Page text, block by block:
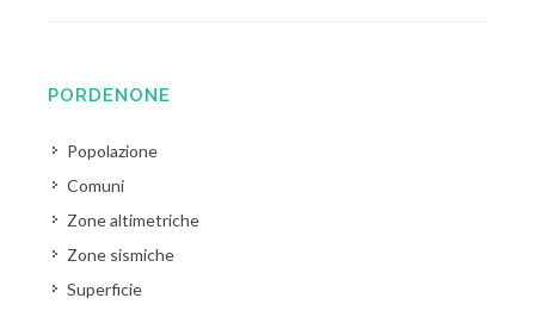
PORDENONE
Popolazione
Comuni
Zone altimetriche
Zone sismiche
Superficie